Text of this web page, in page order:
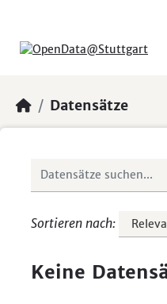
Datensätze
Sortieren nach
Keine